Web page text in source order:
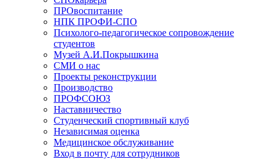
ПРОвоспитание
НПК ПРОФИ-СПО
Психолого-педагогическое сопровождение
студентов
Музей А.И.Покрышкина
СМИ о нас
Проекты реконструкции
Производство
ПРОФСОЮЗ
Наставничество
Студенческий спортивный клуб
Независимая оценка
Медицинское обслуживание
Вход в почту для сотрудников